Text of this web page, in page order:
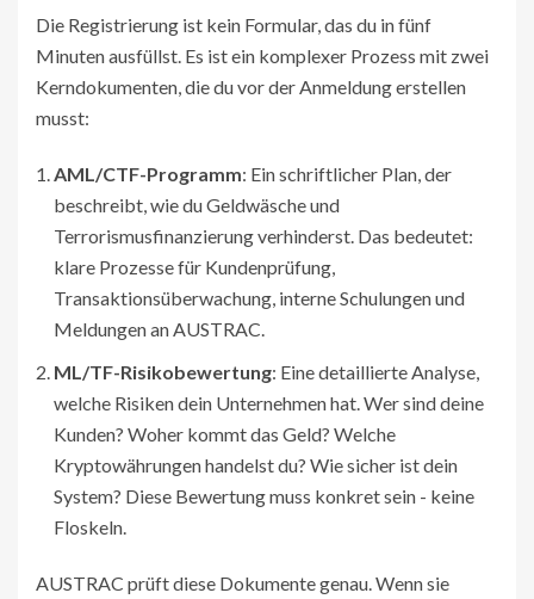
Die Registrierung ist kein Formular, das du in fünf
Minuten ausfüllst. Es ist ein komplexer Prozess mit zwei
Kerndokumenten, die du vor der Anmeldung erstellen
musst:
AML/CTF-Programm: Ein schriftlicher Plan, der
beschreibt, wie du Geldwäsche und
Terrorismusfinanzierung verhinderst. Das bedeutet:
klare Prozesse für Kundenprüfung,
Transaktionsüberwachung, interne Schulungen und
Meldungen an AUSTRAC.
ML/TF-Risikobewertung: Eine detaillierte Analyse,
welche Risiken dein Unternehmen hat. Wer sind deine
Kunden? Woher kommt das Geld? Welche
Kryptowährungen handelst du? Wie sicher ist dein
System? Diese Bewertung muss konkret sein - keine
Floskeln.
AUSTRAC prüft diese Dokumente genau. Wenn sie